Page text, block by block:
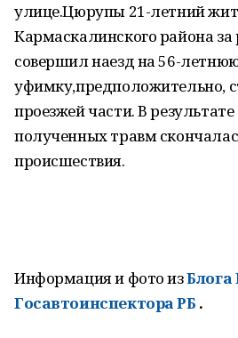
улице.Цюрупы 21-летний
Кармаскалинского района
совершил наезд на 56-
уфимку,предположительно,
проезжей части. В
полученных травм
происшествия.
Информация и фото изБлога
Госавтоинспектора РБ .